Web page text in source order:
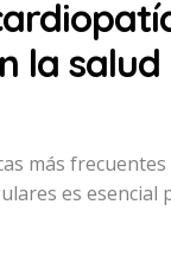
la
más frecuentes
es esencial